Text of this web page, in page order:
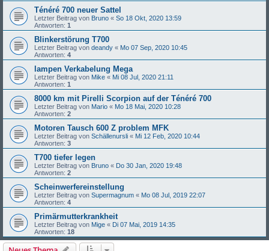
Ténéré 700 neuer Sattel
Letzter Beitrag von Bruno « So 18 Okt, 2020 13:59
Antworten: 1
Blinkerstörung T700
Letzter Beitrag von deandy « Mo 07 Sep, 2020 10:45
Antworten: 4
lampen Verkabelung Mega
Letzter Beitrag von Mike « Mi 08 Jul, 2020 21:11
Antworten: 1
8000 km mit Pirelli Scorpion auf der Ténéré 700
Letzter Beitrag von Mario « Mo 18 Mai, 2020 10:28
Antworten: 2
Motoren Tausch 600 Z problem MFK
Letzter Beitrag von Schällenursli « Mi 12 Feb, 2020 10:44
Antworten: 3
T700 tiefer legen
Letzter Beitrag von Bruno « Do 30 Jan, 2020 19:48
Antworten: 2
Scheinwerfereinstellung
Letzter Beitrag von Supermagnum « Mo 08 Jul, 2019 22:07
Antworten: 4
Primärmutterkrankheit
Letzter Beitrag von Mige « Di 07 Mai, 2019 14:35
Antworten: 18